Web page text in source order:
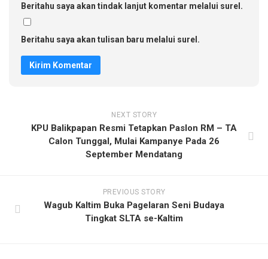
Beritahu saya akan tindak lanjut komentar melalui surel.
Beritahu saya akan tulisan baru melalui surel.
NEXT STORY
KPU Balikpapan Resmi Tetapkan Paslon RM – TA
Calon Tunggal, Mulai Kampanye Pada 26
September Mendatang
PREVIOUS STORY
Wagub Kaltim Buka Pagelaran Seni Budaya
Tingkat SLTA se-Kaltim